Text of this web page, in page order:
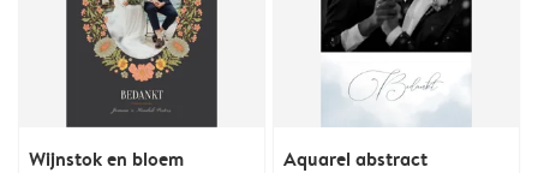
Wijnstok en bloem Aquarel abstract